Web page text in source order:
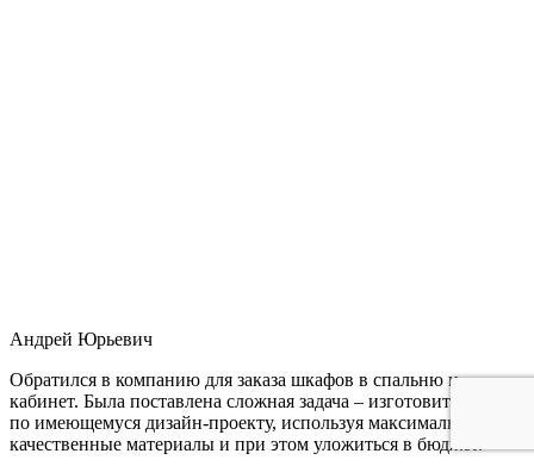
Андрей Юрьевич
Обратился в компанию для заказа шкафов в спальню и
кабинет. Была поставлена сложная задача – изготовить мебель
по имеющемуся дизайн-проекту, используя максимально
качественные материалы и при этом уложиться в бюджет.